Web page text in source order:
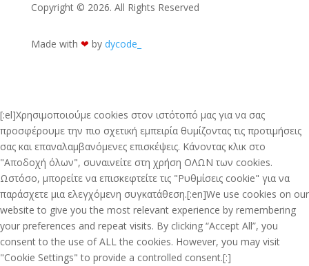
Copyright © 2026. All Rights Reserved
Made with ❤︎ by dycode_
[:el]Χρησιμοποιούμε cookies στον ιστότοπό μας για να σας
προσφέρουμε την πιο σχετική εμπειρία θυμίζοντας τις προτιμήσεις
σας και επαναλαμβανόμενες επισκέψεις. Κάνοντας κλικ στο
"Αποδοχή όλων", συναινείτε στη χρήση ΟΛΩΝ των cookies.
Ωστόσο, μπορείτε να επισκεφτείτε τις "Ρυθμίσεις cookie" για να
παράσχετε μια ελεγχόμενη συγκατάθεση.[:en]We use cookies on our
website to give you the most relevant experience by remembering
your preferences and repeat visits. By clicking “Accept All”, you
consent to the use of ALL the cookies. However, you may visit
"Cookie Settings" to provide a controlled consent.[:]